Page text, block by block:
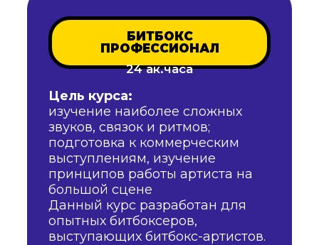
БИТБОКС
ПРОФЕССИОНАЛ
24 ак.часа
Цель курса:
изучение наиболее сложных
звуков, связок и ритмов;
подготовка к коммерческим
выступлениям, изучение
принципов работы артиста на
большой сцене
Данный курс разработан для
опытных битбоксеров,
выступающих битбокс-артистов.